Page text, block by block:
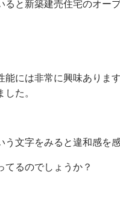
と新築建売住宅のオー
能には非常に興味ありま
た。
文字をみると違和感を
てるのでしょうか？